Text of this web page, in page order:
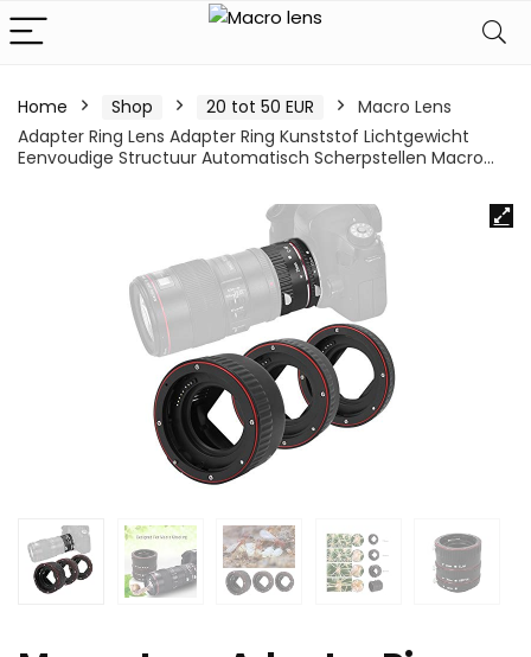
Home Shop 20 tot 50 EUR
Macro Lens
Adapter Ring Lens Adapter Ring Kunststof Lichtgewicht
Eenvoudige Structuur Automatisch Scherpstellen Macro…